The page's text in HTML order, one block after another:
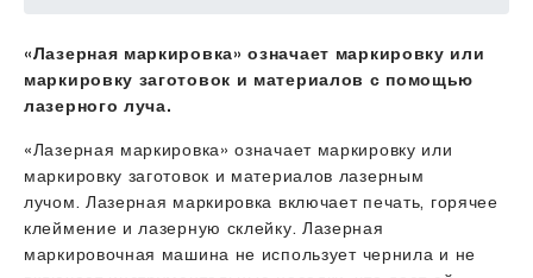
«Лазерная маркировка» означает маркировку или
маркировку заготовок и материалов с помощью
лазерного луча.
«Лазерная маркировка» означает маркировку или
маркировку заготовок и материалов лазерным
лучом. Лазерная маркировка включает печать, горячее
клеймение и лазерную склейку. Лазерная
маркировочная машина не использует чернила и не